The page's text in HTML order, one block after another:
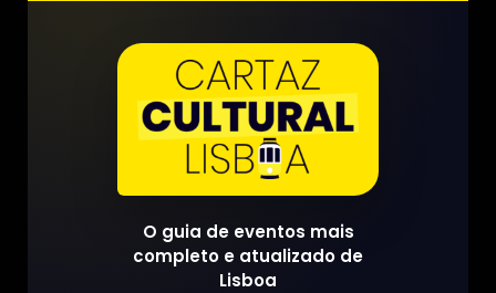
O guia de eventos mais
completo e atualizado de
Lisboa